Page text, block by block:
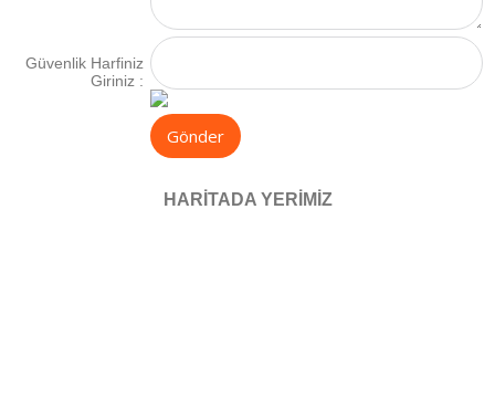
Güvenlik Harfiniz
Giriniz :
HARITADA YERIMIZ